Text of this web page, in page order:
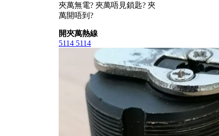
夾萬無電? 夾萬唔見鎖匙? 夾
萬開唔到?
開夾萬熱線
5114 5114